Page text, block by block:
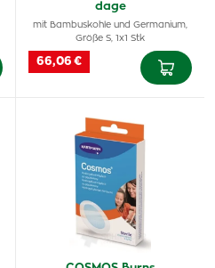
dage
mit Bambuskohle und Germanium,
Größe S, 1x1 Stk
66,06 €